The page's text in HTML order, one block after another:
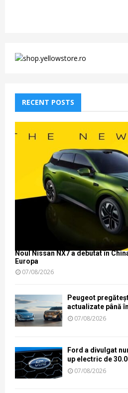
RECENT POSTS
Noul Nissan NX7 a debutat în
Europa
07/08/2026
Peugeot
actualizate până
07/08/2026
Ford a divulgat
up electric de
07/08/2026